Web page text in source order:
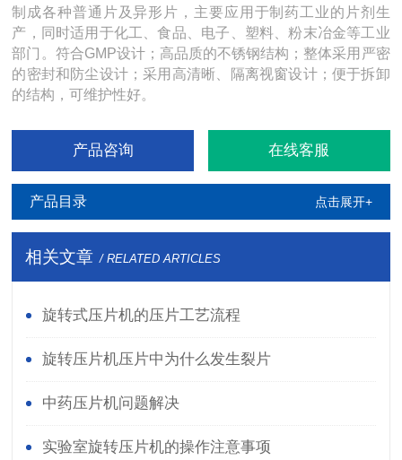
制成各种普通片及异形片，主要应用于制药工业的片剂生
产，同时适用于化工、食品、电子、塑料、粉末冶金等工业
部门。符合GMP设计；高品质的不锈钢结构；整体采用严密
的密封和防尘设计；采用高清晰、隔离视窗设计；便于拆卸
的结构，可维护性好。
产品咨询 在线客服
产品目录 点击展开+
相关文章 / RELATED ARTICLES
旋转式压片机的压片工艺流程
旋转压片机压片中为什么发生裂片
中药压片机问题解决
实验室旋转压片机的操作注意事项